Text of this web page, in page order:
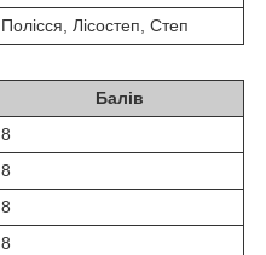
Полісся, Лісостеп, Степ
Балів
8
8
8
8